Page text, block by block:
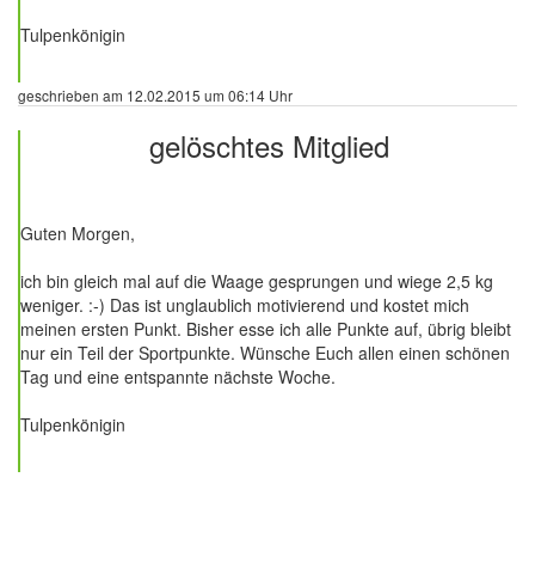
Tulpenkönigin
geschrieben am 12.02.2015 um 06:14 Uhr
gelöschtes Mitglied
Guten Morgen,
ich bin gleich mal auf die Waage gesprungen und wiege 2,5 kg
weniger. :-) Das ist unglaublich motivierend und kostet mich
meinen ersten Punkt. Bisher esse ich alle Punkte auf, übrig bleibt
nur ein Teil der Sportpunkte. Wünsche Euch allen einen schönen
Tag und eine entspannte nächste Woche.
Tulpenkönigin